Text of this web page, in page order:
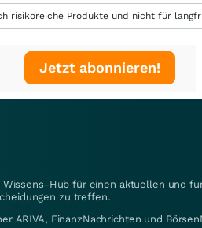
Produkte und nicht für
Jetzt abonnieren!
Hub für einen aktuellen und
zu treffen.
ARIVA, FinanzNachrichten und